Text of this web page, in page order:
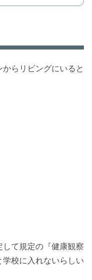
らリビングにいると
て規定の『健康観察
校に入れないらしい